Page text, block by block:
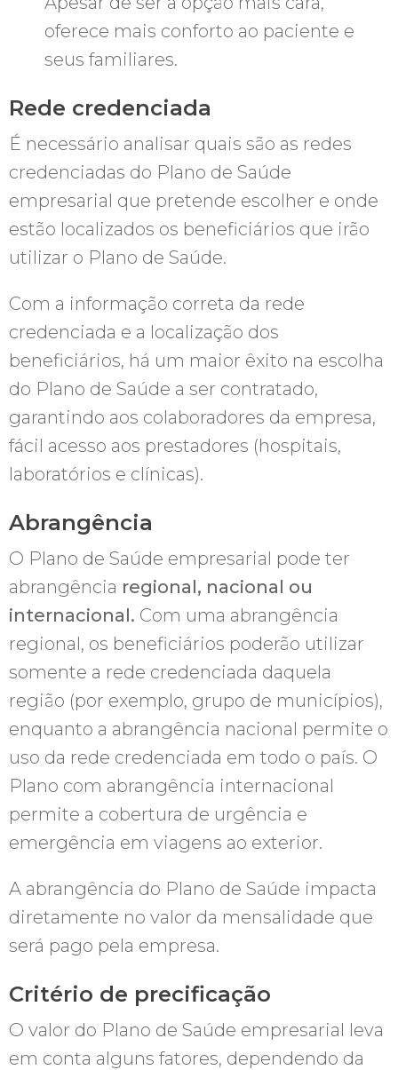
oferece mais conforto ao paciente e
seus familiares.
Rede credenciada
É necessário analisar quais são as redes
credenciadas do Plano de Saúde
empresarial que pretende escolher e onde
estão localizados os beneficiários que irão
utilizar o Plano de Saúde.
Com a informação correta da rede
credenciada e a localização dos
beneficiários, há um maior êxito na escolha
do Plano de Saúde a ser contratado,
garantindo aos colaboradores da empresa,
fácil acesso aos prestadores (hospitais,
laboratórios e clínicas).
Abrangência
O Plano de Saúde empresarial pode ter
abrangência regional, nacional ou
internacional. Com uma abrangência
regional, os beneficiários poderão utilizar
somente a rede credenciada daquela
região (por exemplo, grupo de municípios),
enquanto a abrangência nacional permite o
uso da rede credenciada em todo o país. O
Plano com abrangência internacional
permite a cobertura de urgência e
emergência em viagens ao exterior.
A abrangência do Plano de Saúde impacta
diretamente no valor da mensalidade que
será pago pela empresa.
Critério de precificação
O valor do Plano de Saúde empresarial leva
em conta alguns fatores, dependendo da